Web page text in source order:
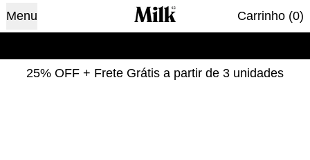
Menu Carrinho (0)
25% OFF + Frete Grátis a partir de 3 unidades